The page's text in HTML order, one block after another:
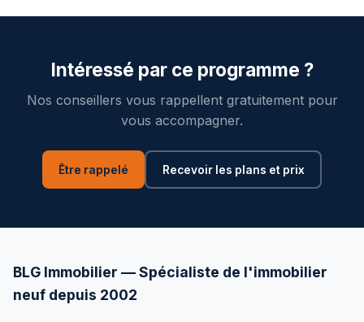
Intéressé par ce programme ?
Nos conseillers vous rappellent gratuitement pour
vous accompagner.
Être rappelé Recevoir les plans et prix
BLG Immobilier — Spécialiste de l'immobilier
neuf depuis 2002